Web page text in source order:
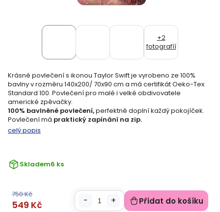
+2
fotografíí
Skladem6 ks
Krásné povlečení s ikonou Taylor Swiftje vyrobeno ze 100%
bavlny v rozměru 140x200/ 70x90 cm a má certifikát Oeko-Tex
Standard 100. Povlečení pro malé i velké obdivovatele
americké zpěvačky.
100% bavlněné povlečení,perfektně doplní každý pokojíček.
Povlečení má praktický zapínání na zip.
celý popis
750 Kč
549 Kč Přidat do košíku